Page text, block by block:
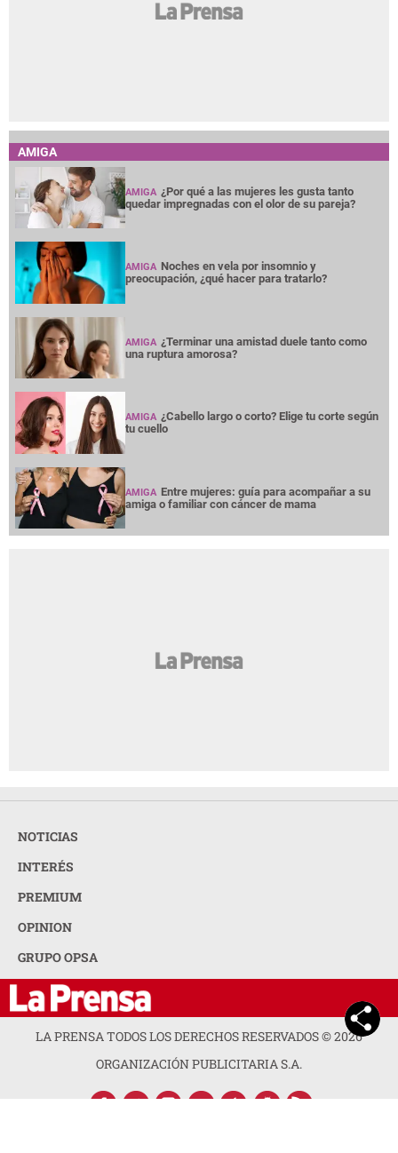
AMIGA
AMIGA ¿Por qué a las mujeres les gusta tanto
quedar impregnadas con el olor de su pareja?
AMIGA Noches en vela por insomnio y
preocupación, ¿qué hacer para tratarlo?
AMIGA ¿Terminar una amistad duele tanto como
una ruptura amorosa?
AMIGA ¿Cabello largo o corto? Elige tu corte según
tu cuello
AMIGA Entre mujeres: guía para acompañar a su
amiga o familiar con cáncer de mama
NOTICIAS
INTERÉS
PREMIUM
OPINION
GRUPO OPSA
LA PRENSA TODOS LOS DERECHOS RESERVADOS ©2026
ORGANIZACIÓN PUBLICITARIA S.A.